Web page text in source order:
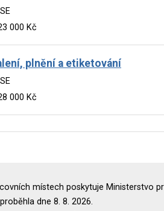
000 Kč
plnění a etiketování
000 Kč
místech poskytuje Ministerstvo
dne 8. 8. 2026.